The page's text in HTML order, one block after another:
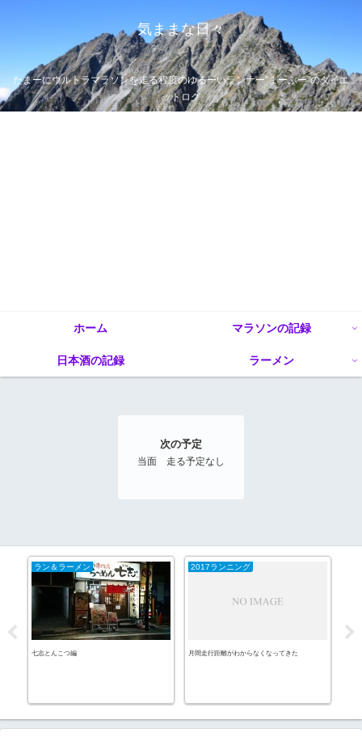
気ままな日々
たまーにウルトラマラソンを走る程度のゆるーいランナー”まーぶー”のダイエ
ットログ
ホーム マラソンの記録
日本酒の記録 ラーメン
次の予定
当面 走る予定なし
ラン＆ラーメン
七志とんこつ編
2017ランニング
月間走行距離がわからなくなってきた